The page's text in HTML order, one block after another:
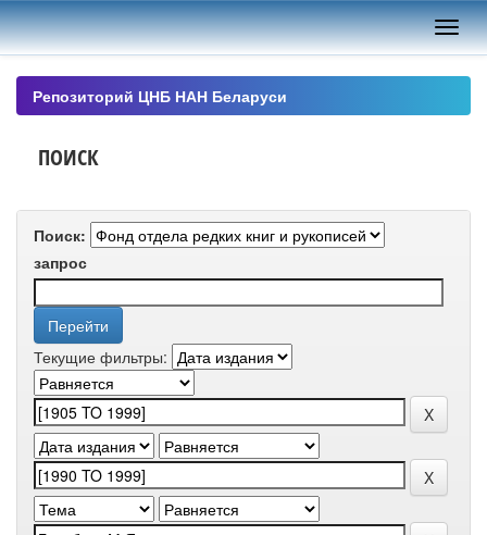
Skip
navigation
Репозиторий ЦНБ НАН Беларуси
ПОИСК
Поиск:
запрос
Текущие фильтры: